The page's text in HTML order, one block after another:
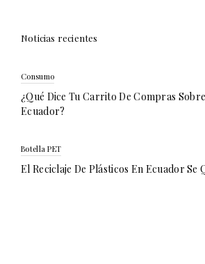
Noticias recientes
Consumo
¿Qué Dice Tu Carrito De Compras
Ecuador?
Botella PET
El Reciclaje De Plásticos En Ecuador Se